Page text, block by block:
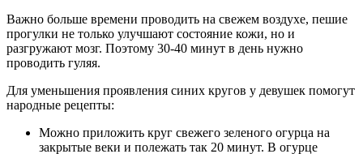
Важно больше времени проводить на свежем воздухе, пешие
прогулки не только улучшают состояние кожи, но и
разгружают мозг. Поэтому 30-40 минут в день нужно
проводить гуляя.
Для уменьшения проявления синих кругов у девушек помогут
народные рецепты:
Можно приложить круг свежего зеленого огурца на
закрытые веки и полежать так 20 минут. В огурце